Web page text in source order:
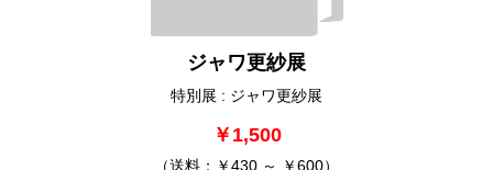
ジャワ更紗展
特別展 : ジャワ更紗展
￥1,500
（送料：￥430 ～ ￥600）